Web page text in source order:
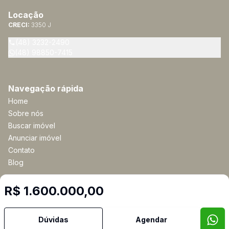
R$ 1.600.000,00
Dúvidas Agendar
Locação
CRECI: 3350 J
Navegação rápida
Home
Sobre nós
Buscar imóvel
Anunciar imóvel
Contato
Blog
Selo de Tecnologia Loft